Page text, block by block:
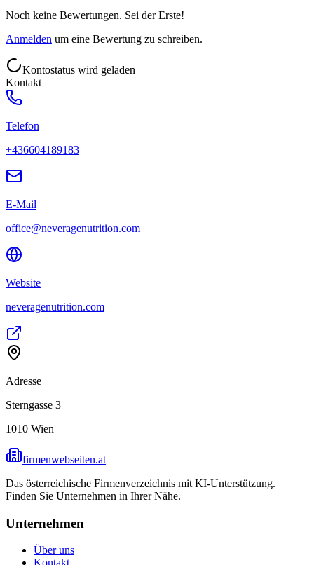
Noch keine Bewertungen. Sei der Erste!
Anmelden um eine Bewertung zu schreiben.
Kontostatus wird geladen
Kontakt
Telefon
+436604189183
E-Mail
office@neveragenutrition.com
Website
neveragenutrition.com
Adresse
Sterngasse 3
1010 Wien
firmenwebseiten.at
Das österreichische Firmenverzeichnis mit KI-Unterstützung.
Finden Sie Unternehmen in Ihrer Nähe.
Unternehmen
Über uns